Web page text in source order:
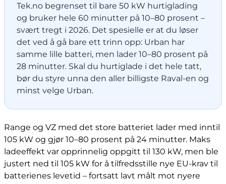
Tek.no begrenset til bare 50 kW hurtiglading
og bruker hele 60 minutter på 10–80 prosent –
svært tregt i 2026. Det spesielle er at du løser
det ved å gå bare ett trinn opp: Urban har
samme lille batteri, men lader 10–80 prosent på
28 minutter. Skal du hurtiglade i det hele tatt,
bør du styre unna den aller billigste Raval-en og
minst velge Urban.
Range og VZ med det store batteriet lader med inntil
105 kW og gjør 10–80 prosent på 24 minutter. Maks
ladeeffekt var opprinnelig oppgitt til 130 kW, men ble
justert ned til 105 kW for å tilfredsstille nye EU-krav til
batterienes levetid – fortsatt lavt målt mot nyere